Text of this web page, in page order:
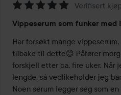
5
av
5
Verifisert
Vippeserum som funker
Har forsøkt mange
tilbake til dette😊 Påfører
forskjell etter ca. fire uker. Når
lengde, så vedlikeholder jeg
Noen serum legger seg som